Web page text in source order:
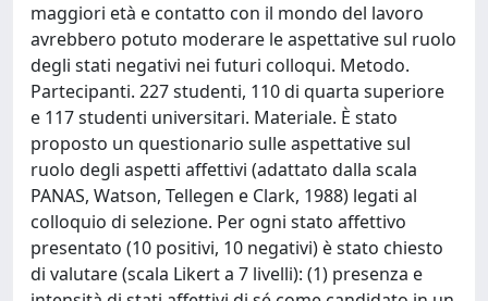
maggiori età e contatto con il mondo del lavoro
avrebbero potuto moderare le aspettative sul ruolo
degli stati negativi nei futuri colloqui. Metodo.
Partecipanti. 227 studenti, 110 di quarta superiore
e 117 studenti universitari. Materiale. È stato
proposto un questionario sulle aspettative sul
ruolo degli aspetti affettivi (adattato dalla scala
PANAS, Watson, Tellegen e Clark, 1988) legati al
colloquio di selezione. Per ogni stato affettivo
presentato (10 positivi, 10 negativi) è stato chiesto
di valutare (scala Likert a 7 livelli): (1) presenza e